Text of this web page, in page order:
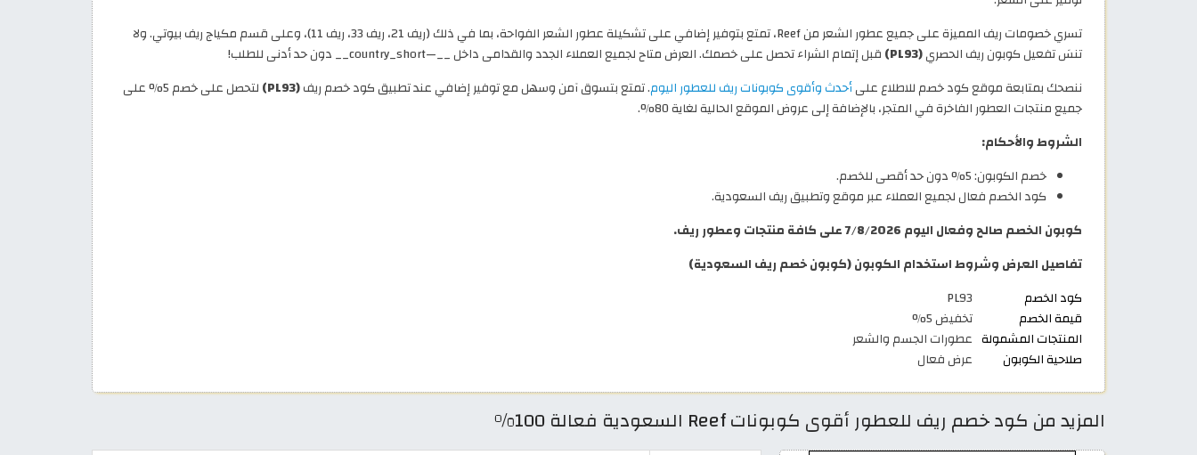
تسري خصومات ريف المميزة على جميع عطور الشعر من Reef، تمتع بتوفير إضافي على تشكيلة عطور الشعر الفواحة، بما في ذلك (ريف 21، ريف 33، ريف 11)، وعلى قسم مكياج ريف بيوتي. ولا
تنسَ تفعيل كوبون ريف الحصري(PL93)
قبل إتمام الشراء تحصل على خصمك. العرض متاح لجميع العملاء الجدد والقدامى داخل __—country_short__ دون حد أدنى للطلب!
ننصحك بمتابعة موقع كود خصم للاطلاع علىأحدث وأقوى كوبونات ريف للعطور اليوم. تمتع بتسوق آمن وسهل مع توفير إضافي عند تطبيق كود خصم ريف(PL93)
لتحصل على خصم 5% على
جميع منتجات العطور الفاخرة في المتجر، بالإضافة إلى عروض الموقع الحالية لغاية 80%.
الشروط والأحكام:
خصم الكوبون: 5% دون حد أقصى للخصم.
كود الخصم فعال لجميع العملاء عبر موقع وتطبيق ريف السعودية.
كوبون الخصم صالح وفعال اليوم 7/8/2026 على كافة منتجات وعطور ريف.
تفاصيل العرض وشروط استخدام الكوبون (كوبون خصم ريف السعودية)
كود الخصم
PL93
قيمة الخصم
تخفيض 5%
المنتجات المشمولة عطورات الجسم والشعر
صلاحية الكوبون
عرض فعال
المزيد من كود خصم ريف للعطور أقوى كوبونات Reef السعودية فعالة 100%